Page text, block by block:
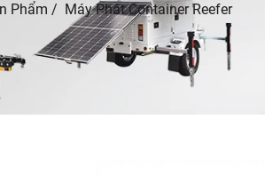
Phẩm / Máy Phát Container Reefer